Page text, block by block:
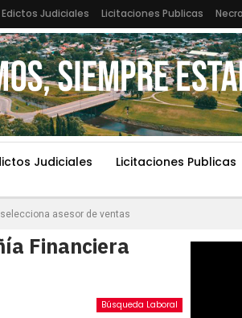
Edictos Judiciales Licitaciones Publicas
Judiciales Licitaciones Publicas
asesor de ventas
Financiera
Búsqueda Laboral